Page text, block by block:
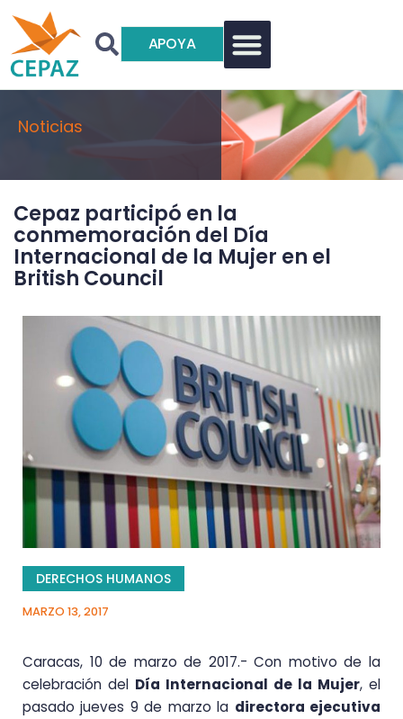
APOYA
Noticias
Cepaz participó en la
conmemoración del Día
Internacional de la Mujer en el
British Council
DERECHOS HUMANOS
MARZO 13, 2017
Caracas, 10 de marzo de 2017.- Con motivo de la
celebración del Día Internacional de la Mujer, el
pasado jueves 9 de marzo la directora ejecutiva